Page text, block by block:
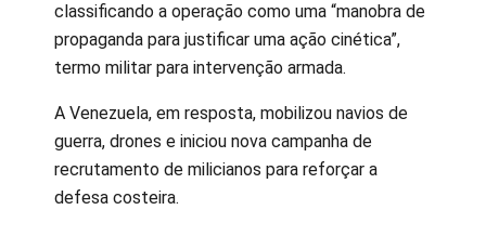
classificando a operação como uma “manobra de
propaganda para justificar uma ação cinética”,
termo militar para intervenção armada.
A Venezuela, em resposta, mobilizou navios de
guerra, drones e iniciou nova campanha de
recrutamento de milicianos para reforçar a
defesa costeira.